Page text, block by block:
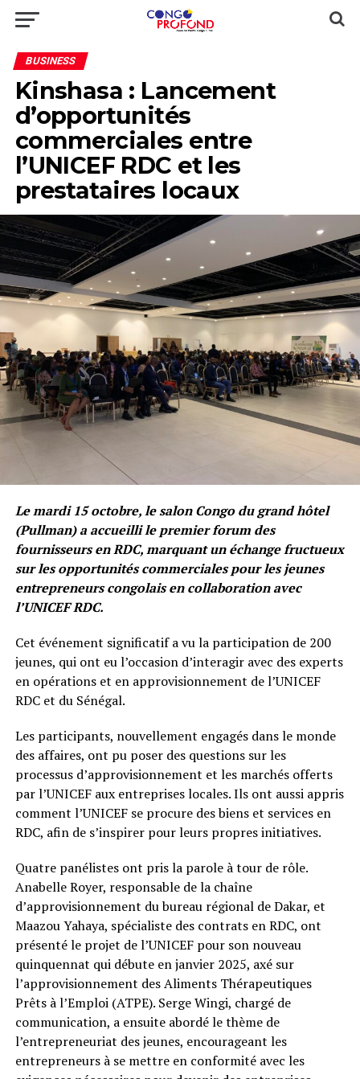
BUSINESS
Kinshasa : Lancement
d’opportunités
commerciales entre
l’UNICEF RDC et les
prestataires locaux
Le mardi 15 octobre, le salon Congo du grand hôtel
(Pullman) a accueilli le premier forum des
fournisseurs en RDC, marquant un échange fructueux
sur les opportunités commerciales pour les jeunes
entrepreneurs congolais en collaboration avec
l’UNICEF RDC.
Cet événement significatif a vu la participation de 200
jeunes, qui ont eu l’occasion d’interagir avec des experts
en opérations et en approvisionnement de l’UNICEF
RDC et du Sénégal.
Les participants, nouvellement engagés dans le monde
des affaires, ont pu poser des questions sur les
processus d’approvisionnement et les marchés offerts
par l’UNICEF aux entreprises locales. Ils ont aussi appris
comment l’UNICEF se procure des biens et services en
RDC, afin de s’inspirer pour leurs propres initiatives.
Quatre panélistes ont pris la parole à tour de rôle.
Anabelle Royer, responsable de la chaîne
d’approvisionnement du bureau régional de Dakar, et
Maazou Yahaya, spécialiste des contrats en RDC, ont
présenté le projet de l’UNICEF pour son nouveau
quinquennat qui débute en janvier 2025, axé sur
l’approvisionnement des Aliments Thérapeutiques
Prêts à l’Emploi (ATPE). Serge Wingi, chargé de
communication, a ensuite abordé le thème de
l’entrepreneuriat des jeunes, encourageant les
entrepreneurs à se mettre en conformité avec les